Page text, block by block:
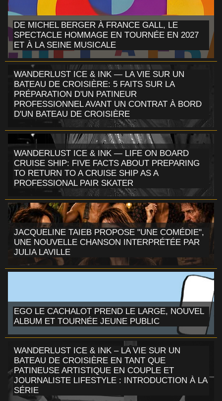
DE MICHEL BERGER À FRANCE GALL, LE
SPECTACLE HOMMAGE EN TOURNÉE EN 2027
ET À LA SEINE MUSICALE
WANDERLUST ICE & INK — LA VIE SUR UN
BATEAU DE CROISIÈRE: 5 FAITS SUR LA
PRÉPARATION D'UN PATINEUR
PROFESSIONNEL AVANT UN CONTRAT À BORD
D'UN BATEAU DE CROISIÈRE
WANDERLUST ICE & INK — LIFE ON BOARD
CRUISE SHIP: FIVE FACTS ABOUT PREPARING
TO RETURN TO A CRUISE SHIP AS A
PROFESSIONAL PAIR SKATER
JACQUELINE TAIEB PROPOSE "UNE COMÉDIE",
UNE NOUVELLE CHANSON INTERPRÉTÉE PAR
JULIA LAVILLE
EGO LE CACHALOT PREND LE LARGE, NOUVEL
ALBUM ET TOURNÉE JEUNE PUBLIC
WANDERLUST ICE & INK – LA VIE SUR UN
BATEAU DE CROISIÈRE EN TANT QUE
PATINEUSE ARTISTIQUE EN COUPLE ET
JOURNALISTE LIFESTYLE : INTRODUCTION À LA
SÉRIE